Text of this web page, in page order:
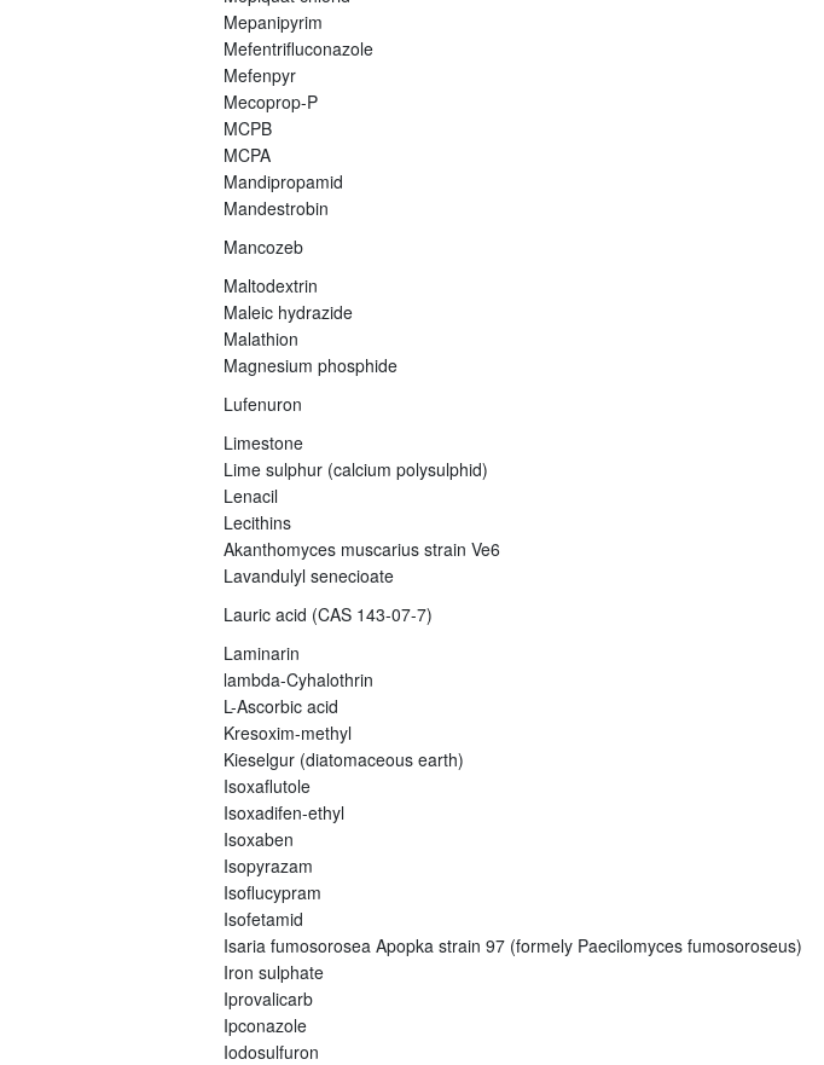
Mepanipyrim
Mefentrifluconazole
Mefenpyr
Mecoprop-P
MCPB
MCPA
Mandipropamid
Mandestrobin
Mancozeb
Maltodextrin
Maleic hydrazide
Malathion
Magnesium phosphide
Lufenuron
Limestone
Lime sulphur (calcium polysulphid)
Lenacil
Lecithins
Akanthomyces muscarius strain Ve6
Lavandulyl senecioate
Lauric acid (CAS 143-07-7)
Laminarin
lambda-Cyhalothrin
L-Ascorbic acid
Kresoxim-methyl
Kieselgur (diatomaceous earth)
Isoxaflutole
Isoxadifen-ethyl
Isoxaben
Isopyrazam
Isoflucypram
Isofetamid
Isaria fumosorosea Apopka strain 97 (formely Paecilomyces fumosoroseus)
Iron sulphate
Iprovalicarb
Ipconazole
Iodosulfuron